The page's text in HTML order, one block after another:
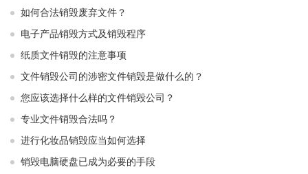
如何合法销毁废弃文件？
电子产品销毁方式及销毁程序
纸质文件销毁的注意事项
文件销毁公司的涉密文件销毁是做什么的？
您应该选择什么样的文件销毁公司？
专业文件销毁合法吗？
进行化妆品销毁应当如何选择
销毁电脑硬盘已成为必要的手段